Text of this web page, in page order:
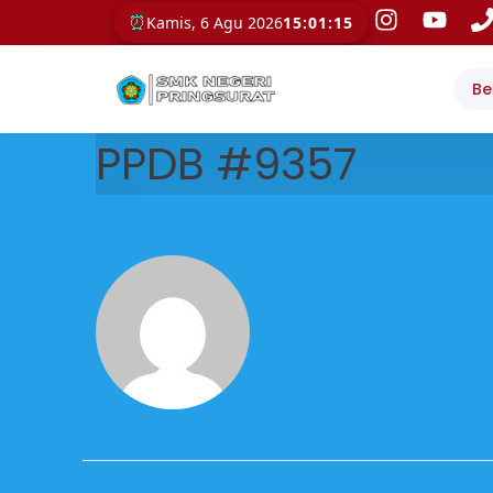
⏰ Kamis, 6 Agu 202615:01:15
PPDB #9357